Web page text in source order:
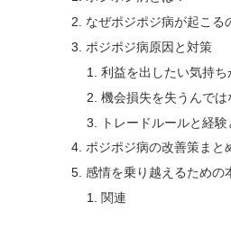
なぜポジポジ病が起こる
ポジポジ病原因と対策
利益を出したい気持ち
機会損失を失うんで
トレードルールと経験
ポジポジ病の改善策まと
感情を乗り越えるための
関連